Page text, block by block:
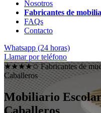
Nosotros
Fabricantes de
FAQs
Contacto
Whatsapp (24 horas)
Llamar por teléfono
★★★★✩ Fabricantes de
Caballeros
Mobiliario